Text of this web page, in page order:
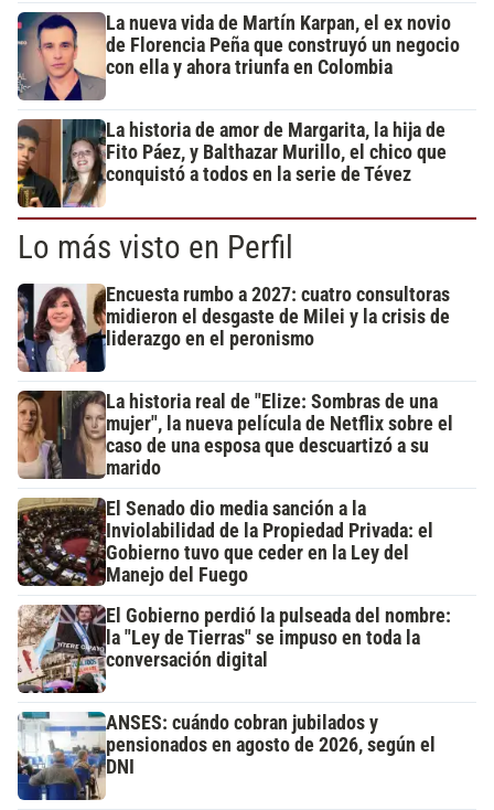
La nueva vida de Martín Karpan, el ex novio
de Florencia Peña que construyó un negocio
con ella y ahora triunfa en Colombia
La historia de amor de Margarita, la hija de
Fito Páez, y Balthazar Murillo, el chico que
conquistó a todos en la serie de Tévez
Lo más visto en Perfil
Encuesta rumbo a 2027: cuatro consultoras
midieron el desgaste de Milei y la crisis de
liderazgo en el peronismo
La historia real de "Elize: Sombras de una
mujer", la nueva película de Netflix sobre el
caso de una esposa que descuartizó a su
marido
El Senado dio media sanción a la
Inviolabilidad de la Propiedad Privada: el
Gobierno tuvo que ceder en la Ley del
Manejo del Fuego
El Gobierno perdió la pulseada del nombre:
la "Ley de Tierras" se impuso en toda la
conversación digital
ANSES: cuándo cobran jubilados y
pensionados en agosto de 2026, según el
DNI